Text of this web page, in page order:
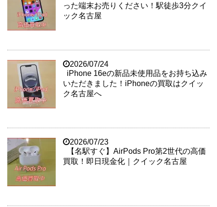
った端末お売りください！駅徒歩3分クイ
ック名古屋
2026/07/24
iPhone 16eの新品未使用品をお持ち込み
いただきました！iPhoneの買取はクイッ
ク名古屋へ
2026/07/23
【名駅すぐ】AirPods Pro第2世代の高価
買取！即日現金化｜クイック名古屋